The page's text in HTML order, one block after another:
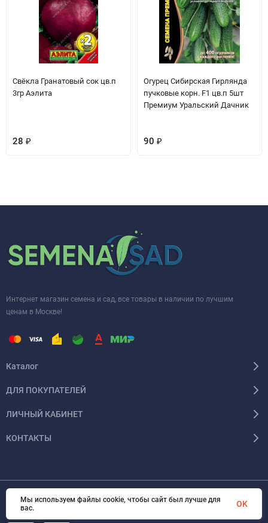
Свёкла Гранатовый сок цв.п
3гр Аэлита
28 ₽
Огурец Сибирская Гирлянда
пучковые корн. F1 цв.п 5шт
Премиум Уральский Дачник
90 ₽
Интернет магазин семена и сад, все товары в наличии по лучшим
ценам в Москве!
Каталог
ДЛЯ ПОКУПАТЕЛЕЙ
ЛИЧНЫЙ КАБИНЕТ
КОНТАКТЫ
© 2026 InSale. Все права защищены
Мы используем файлы cookie, чтобы сайт был лучше для
вас.
OK